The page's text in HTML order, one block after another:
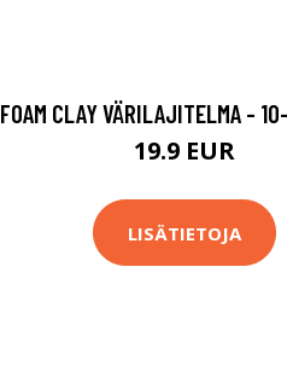
FOAM CLAY VÄRILAJITELMA -
19.9 EUR
LISÄTIETOJA